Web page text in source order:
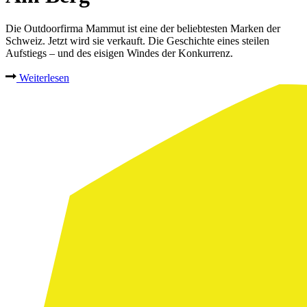
Die Outdoorfirma Mammut ist eine der beliebtesten Marken der
Schweiz. Jetzt wird sie verkauft. Die Geschichte eines steilen
Aufstiegs – und des eisigen Windes der Konkurrenz.
Weiterlesen